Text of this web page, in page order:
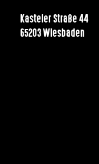
Kasteler Straße 44
65203 Wiesbaden